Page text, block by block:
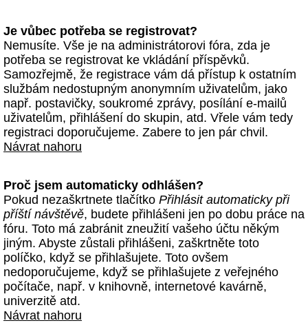
Je vůbec potřeba se registrovat?
Nemusíte. Vše je na administrátorovi fóra, zda je
potřeba se registrovat ke vkládání příspěvků.
Samozřejmě, že registrace vám dá přístup k ostatním
službám nedostupným anonymním uživatelům, jako
např. postavičky, soukromé zprávy, posílání e-mailů
uživatelům, přihlášení do skupin, atd. Vřele vám tedy
registraci doporučujeme. Zabere to jen pár chvil.
Návrat nahoru
Proč jsem automaticky odhlášen?
Pokud nezaškrtnete tlačítko Přihlásit automaticky při
příští návštěvě, budete přihlášeni jen po dobu práce na
fóru. Toto má zabránit zneužití vašeho účtu někým
jiným. Abyste zůstali přihlášeni, zaškrtněte toto
políčko, když se přihlašujete. Toto ovšem
nedoporučujeme, když se přihlašujete z veřejného
počítače, např. v knihovně, internetové kavárně,
univerzitě atd.
Návrat nahoru